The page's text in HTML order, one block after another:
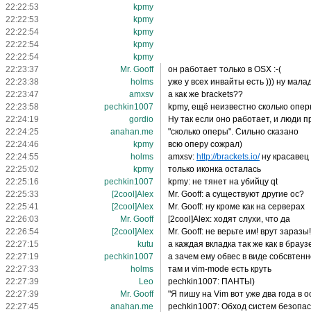
22:22:53
kpmy
22:22:53
kpmy
22:22:54
kpmy
22:22:54
kpmy
22:22:54
kpmy
22:23:37
Mr. Gooff
он работает только в OSX :-(
22:23:38
holms
уже у всех инвайты есть ))) ну
22:23:47
amxsv
а как же brackets??
22:23:58
pechkin1007
kpmy, ещё неизвестно сколько
22:24:19
gordio
Ну так если оно работает, и люди
22:24:25
anahan.me
"сколько оперы". Сильно сказано
22:24:46
kpmy
всю оперу сожрал)
22:24:55
holms amxsv: http://brackets.io/ну красавец
22:25:02
kpmy
только иконка осталась
22:25:16
pechkin1007
kpmy: не тянет на убийцу qt
22:25:33
[2cool]Alex
Mr. Gooff: а существуют другие ос?
22:25:41
[2cool]Alex
Mr. Gooff: ну кроме как на серверах
22:26:03
Mr. Gooff
[2cool]Alex: ходят слухи, что да
22:26:54
[2cool]Alex
Mr. Gooff: не верьте им! врут заразы!
22:27:15
kutu
а каждая вкладка так же как в
22:27:19
pechkin1007
а зачем ему обвес в виде
22:27:33
holms
там и vim-mode есть круть
22:27:39
Leo
pechkin1007: ПАНТЫ)
22:27:39
Mr. Gooff
"Я пишу на Vim вот уже два года в
22:27:45
anahan.me
pechkin1007: Обход систем